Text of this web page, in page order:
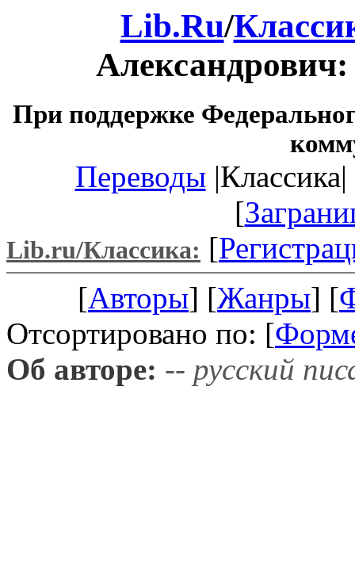
Lib.Ru/
При поддержке
Переводы
[
Lib.ru/Классика: [
[Авторы] [Жанры] [
Отсортировано по: [
Об авторе: -- русский